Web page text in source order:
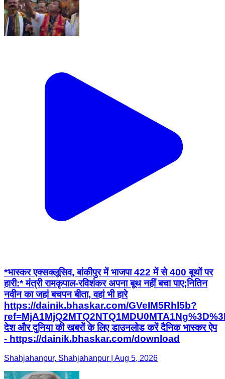
*भास्कर एक्सक्लूसिव, बांकीपुर में भाजपा 422 में से 400 बूथों पर
हारी:* मंत्री रामकृपाल-रविशंकर अपना बूथ नहीं बचा पाए;नितिन
नवीन का जहां बचपन बीता, वहां भी हारे
https://dainik.bhaskar.com/GVeIM5Rhl5b?
देश और दुनिया की खबरों के लिए डाउनलोड करें दैनिक भास्कर ऐप
- https://dainik.bhaskar.com/download
Shahjahanpur, Shahjahanpur | Aug 5, 2026